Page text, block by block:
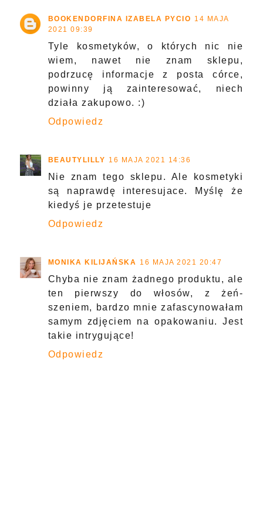
BOOKENDORFINA IZABELA PYCIO 14 MAJA
2021 09:39
Tyle kosmetyków, o których nic nie
wiem, nawet nie znam sklepu,
podrzucę informacje z posta córce,
powinny ją zainteresować, niech
działa zakupowo. :)
Odpowiedz
BEAUTYLILLY 16 MAJA 2021 14:36
Nie znam tego sklepu. Ale kosmetyki
są naprawdę interesujace. Myślę że
kiedyś je przetestuje
Odpowiedz
MONIKA KILIJAŃSKA 16 MAJA 2021 20:47
Chyba nie znam żadnego produktu, ale
ten pierwszy do włosów, z żeń-
szeniem, bardzo mnie zafascynowałam
samym zdjęciem na opakowaniu. Jest
takie intrygujące!
Odpowiedz